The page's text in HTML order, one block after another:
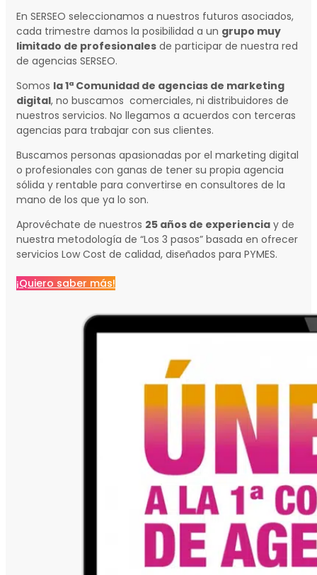
En SERSEO seleccionamos a nuestros futuros asociados,
cada trimestre damos la posibilidad a un grupo muy
limitado de profesionales de participar de nuestra red
de agencias SERSEO.
Somos la 1ª Comunidad de agencias de marketing
digital, no buscamos comerciales, ni distribuidores de
nuestros servicios. No llegamos a acuerdos con terceras
agencias para trabajar con sus clientes.
Buscamos personas apasionadas por el marketing digital
o profesionales con ganas de tener su propia agencia
sólida y rentable para convertirse en consultores de la
mano de los que ya lo son.
Aprovéchate de nuestros 25 años de experiencia y de
nuestra metodología de “Los 3 pasos” basada en ofrecer
servicios Low Cost de calidad, diseñados para PYMES.
¡Quiero saber más!